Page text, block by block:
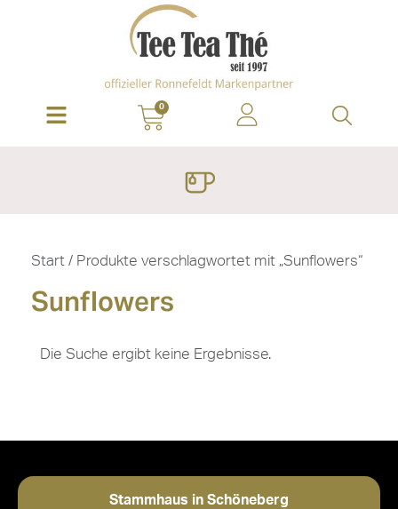
0
Start / Produkte verschlagwortet mit „Sunflowers“
Sunflowers
Die Suche ergibt keine Ergebnisse.
Stammhaus in Schöneberg